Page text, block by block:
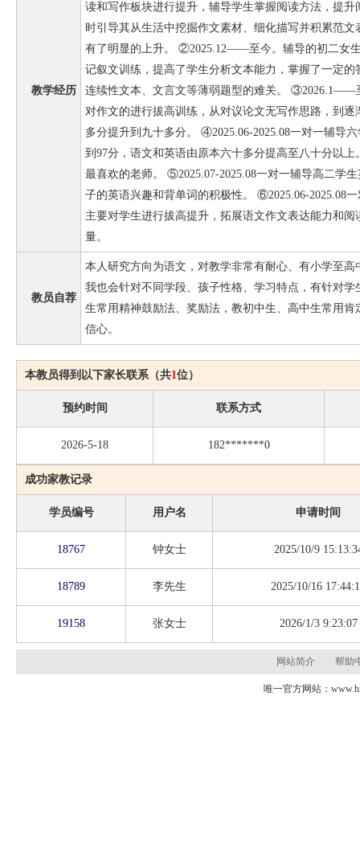
教学经历
读和写作板块进行提升，辅导学生掌握阅读方法，提
时引导其从生活中挖掘作文素材、细化描写并积累范
有了明显的上升。 ②2025.12——至今。辅导的初二女
记叙文训练，提高了学生分析文本能力，掌握了一定
连续性文本、文言文等薄弱题型的难关。 ③2026.1——
对作文的进行拔高训练，从对议论文无写作思路，到
多分提升到九十多分。 ④2025.06-2025.08一对一辅导
到97分，语文和英语由原本六十多分提高至八十分以
最喜欢的老师。 ⑤2025.07-2025.08一对一辅导高二学
子的英语兴趣和背单词的积极性。 ⑥2025.06-2025.08
主要对学生进行拔高提升，拓展语文作文表达能力和
量。
教员自荐
本人研究方向为语文，对教学非常有耐心、有小学至
我也会针对不同学段、孩子性格、学习特点，有针对
生常用精神鼓励法、奖励法，教初中生、高中生常用
信心。
本教员得到以下家长联系（共1位）
预约时间 联系方式
2026-5-18 182*******0
成功家教记录
学员编号 用户名 申请时间
18767 钟女士 2025/10/9
18789 李先生 2025/10/16
19158 张女士 2026/1/3 9:23:07
网站简介 帮助
唯一官方网站：